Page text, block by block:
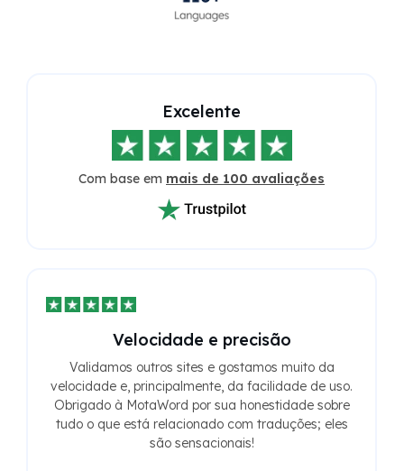
Excelente
Com base em mais de 100 avaliações
Velocidade e precisão
Validamos outros sites e gostamos muito da
velocidade e, principalmente, da facilidade de uso.
Obrigado à MotaWord por sua honestidade sobre
tudo o que está relacionado com traduções; eles
são sensacionais!